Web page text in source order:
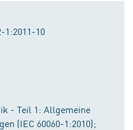
1:2011-10
- Teil 1: Allgemeine
(IEC 60060-1:2010);